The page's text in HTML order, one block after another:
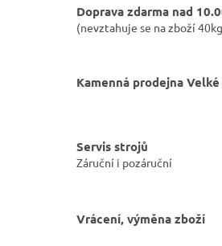
Doprava zdarma nad
(nevztahuje se na zboží
Kamenná prodejna
Servis strojů
Záruční i pozáruční
Vrácení, výměna zboží